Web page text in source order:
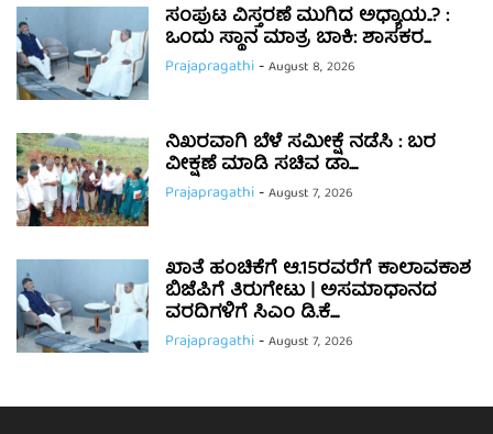
ಸಂಪುಟ ವಿಸ್ತರಣೆ ಮುಗಿದ ಅಧ್ಯಾಯ..? :
ಒಂದು ಸ್ಥಾನ ಮಾತ್ರ ಬಾಕಿ: ಶಾಸಕರ...
Prajapragathi-August 8, 2026
ನಿಖರವಾಗಿ ಬೆಳೆ ಸಮೀಕ್ಷೆ ನಡೆಸಿ : ಬರ
ವೀಕ್ಷಣೆ ಮಾಡಿ ಸಚಿವ ಡಾ....
Prajapragathi-August 7, 2026
ಖಾತೆ ಹಂಚಿಕೆಗೆ ಆ.15ರವರೆಗೆ ಕಾಲಾವಕಾಶ
ಬಿಜೆಪಿಗೆ ತಿರುಗೇಟು | ಅಸಮಾಧಾನದ
ವರದಿಗಳಿಗೆ ಸಿಎಂ ಡಿ.ಕೆ....
Prajapragathi-August 7, 2026